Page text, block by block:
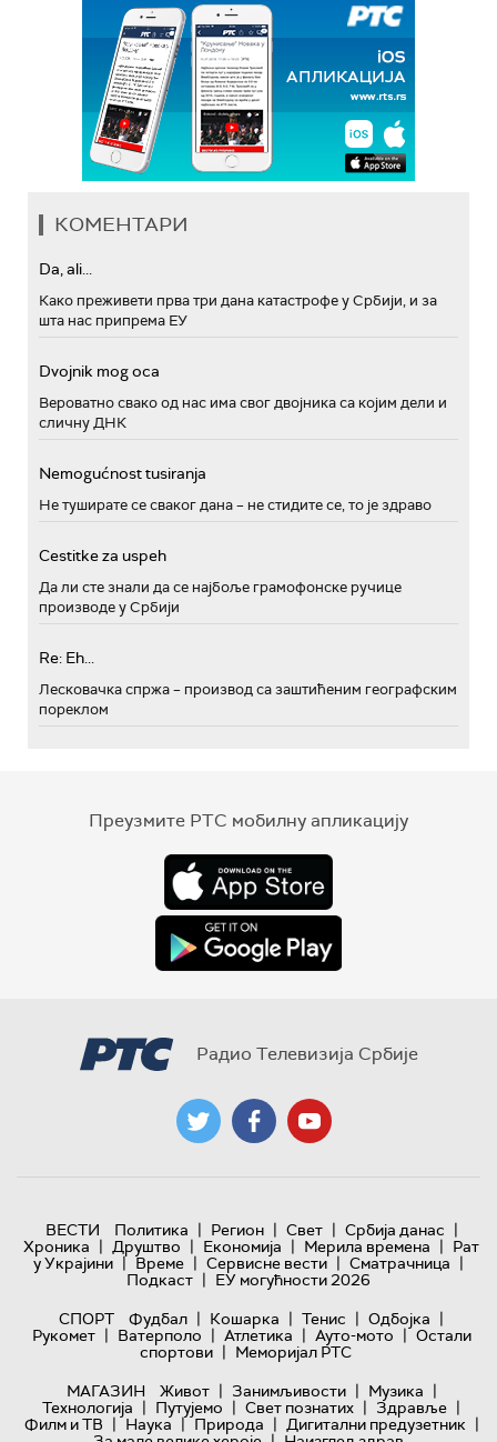
КОМЕНТАРИ
Da, ali...
Како преживети прва три дана катастрофе у Србији, и за
шта нас припрема ЕУ
Dvojnik mog oca
Вероватно свако од нас има свог двојника са којим дели и
сличну ДНК
Nemogućnost tusiranja
Не туширате се сваког дана – не стидите се, то је здраво
Cestitke za uspeh
Да ли сте знали да се најбоље грамофонске ручице
производе у Србији
Re: Eh...
Лесковачка спржа – производ са заштићеним географским
пореклом
Преузмите РТС мобилну апликацију
Радио Телевизија Србије
ВЕСТИ Политика | Регион | Свет | Србија данас |
Хроника | Друштво | Економија | Мерила времена | Рат
у Украјини | Време | Сервисне вести | Сматрачница |
Подкаст | ЕУ могућности 2026
СПОРТ
Фудбал | Кошарка | Тенис | Одбојка |
Рукомет | Ватерполо | Атлетика | Ауто-мото | Остали
спортови | Меморијал РТС
МАГАЗИН
Живот | Занимљивости | Музика |
Технологијa | Путујемо | Свет познатих | Здравље |
Филм и ТВ | Наука | Природа | Дигитални предузетник |